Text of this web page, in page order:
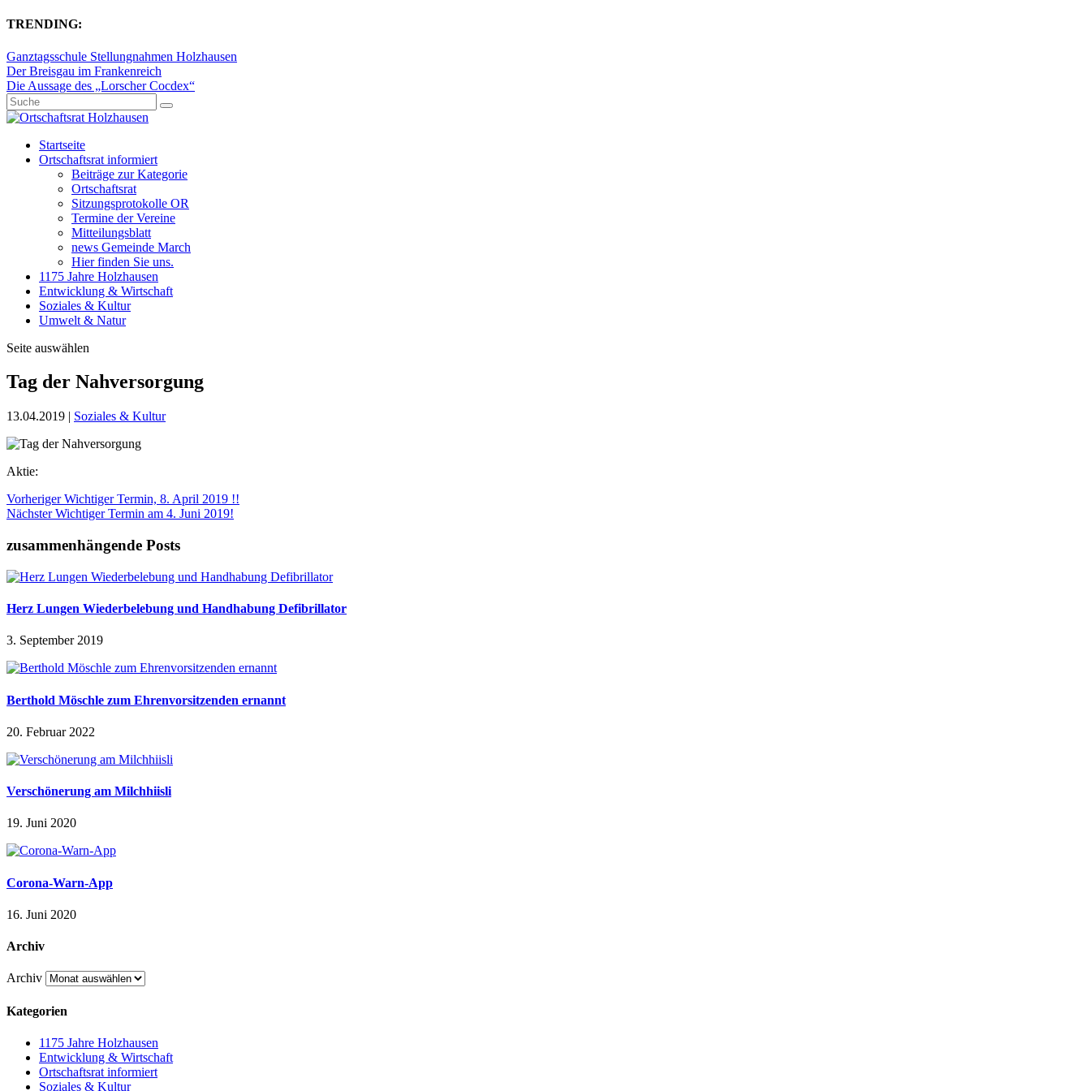
TRENDING:
Ganztagsschule Stellungnahmen Holzhausen
Der Breisgau im Frankenreich
Die Aussage des „Lorscher Cocdex“
Startseite
Ortschaftsrat informiert
Beiträge zur Kategorie
Ortschaftsrat
Sitzungsprotokolle OR
Termine der Vereine
Mitteilungsblatt
news Gemeinde March
Hier finden Sie uns.
1175 Jahre Holzhausen
Entwicklung & Wirtschaft
Soziales & Kultur
Umwelt & Natur
Seite auswählen
Tag der Nahversorgung
13.04.2019 | Soziales & Kultur
Aktie:
Vorheriger Wichtiger Termin, 8. April 2019 !!
Nächster Wichtiger Termin am 4. Juni 2019!
zusammenhängende Posts
Herz Lungen Wiederbelebung und Handhabung Defibrillator
3. September 2019
Berthold Möschle zum Ehrenvorsitzenden ernannt
20. Februar 2022
Verschönerung am Milchhiisli
19. Juni 2020
Corona-Warn-App
16. Juni 2020
Archiv
Archiv
Kategorien
1175 Jahre Holzhausen
Entwicklung & Wirtschaft
Ortschaftsrat informiert
Soziales & Kultur